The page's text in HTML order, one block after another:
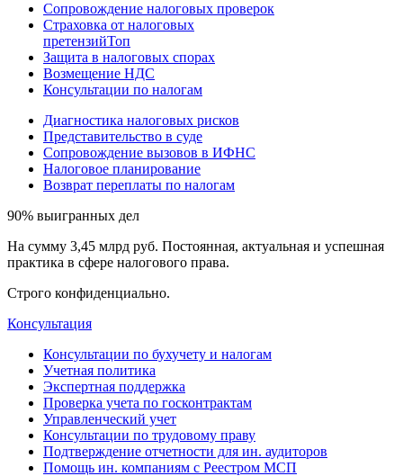
Сопровождение налоговых проверок
Страховка от налоговых
претензийТоп
Защита в налоговых спорах
Возмещение НДС
Консультации по налогам
Диагностика налоговых рисков
Представительство в суде
Сопровождение вызовов в ИФНС
Налоговое планирование
Возврат переплаты по налогам
90% выигранных дел
На сумму 3,45 млрд руб. Постоянная, актуальная и успешная
практика в сфере налогового права.
Строго конфиденциально.
Консультация
Консультации по бухучету и налогам
Учетная политика
Экспертная поддержка
Проверка учета по госконтрактам
Управленческий учет
Консультации по трудовому праву
Подтверждение отчетности для ин. аудиторов
Помощь ин. компаниям с Реестром МСП